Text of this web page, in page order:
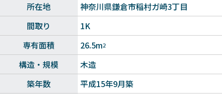
所在地
神奈川県鎌倉市稲村ガ崎3丁目
間取り
1K
専有面積
26.5m2
構造・規模
木造
築年数
平成15年9月築